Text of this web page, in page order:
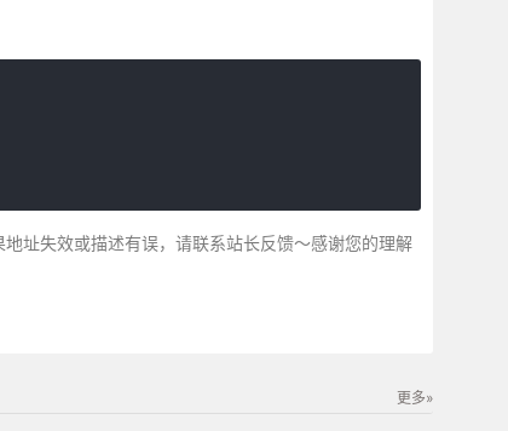
址失效或描述有误，请联系站长反馈～感谢您的理解
更多»